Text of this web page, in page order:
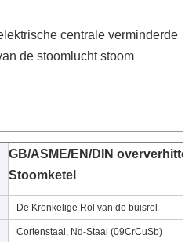
centrale verminderde
de stoomlucht stoom
GB/ASME/EN/DIN
Stoomketel
De Kronkelige Rol van de buisrol
Cortenstaal, Nd-Staal (09CrCuSb)